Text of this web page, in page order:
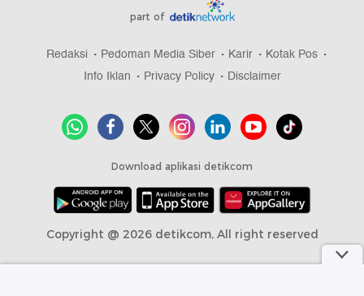
part of
Redaksi Pedoman Media Siber Karir
Kotak Pos
Info Iklan
Privacy Policy Disclaimer
Download aplikasi detikcom
Copyright @ 2026 detikcom, All right reserved